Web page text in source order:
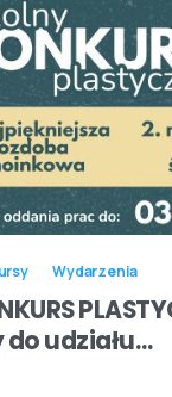
Wydarzenia
udziału…